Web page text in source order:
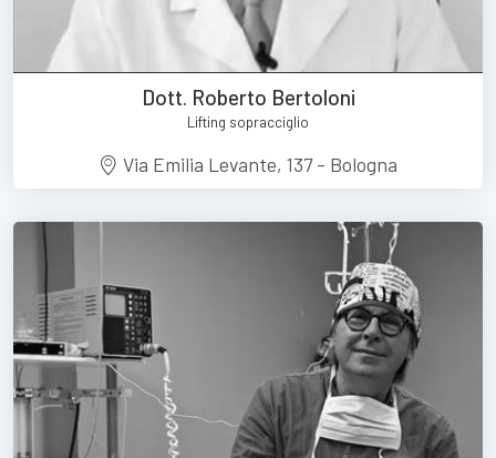
Dott. Roberto Bertoloni
Lifting sopracciglio
Via Emilia Levante, 137 - Bologna